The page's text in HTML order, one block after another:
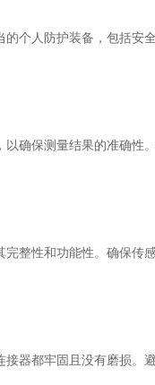
人防护装备，包括安全
保测量结果的准确性。
性和功能性。确保传感
都牢固且没有磨损。避